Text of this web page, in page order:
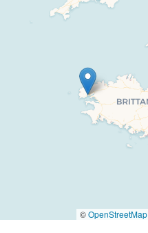
©OpenStreetMap